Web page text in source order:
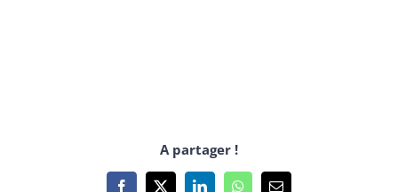
A partager !